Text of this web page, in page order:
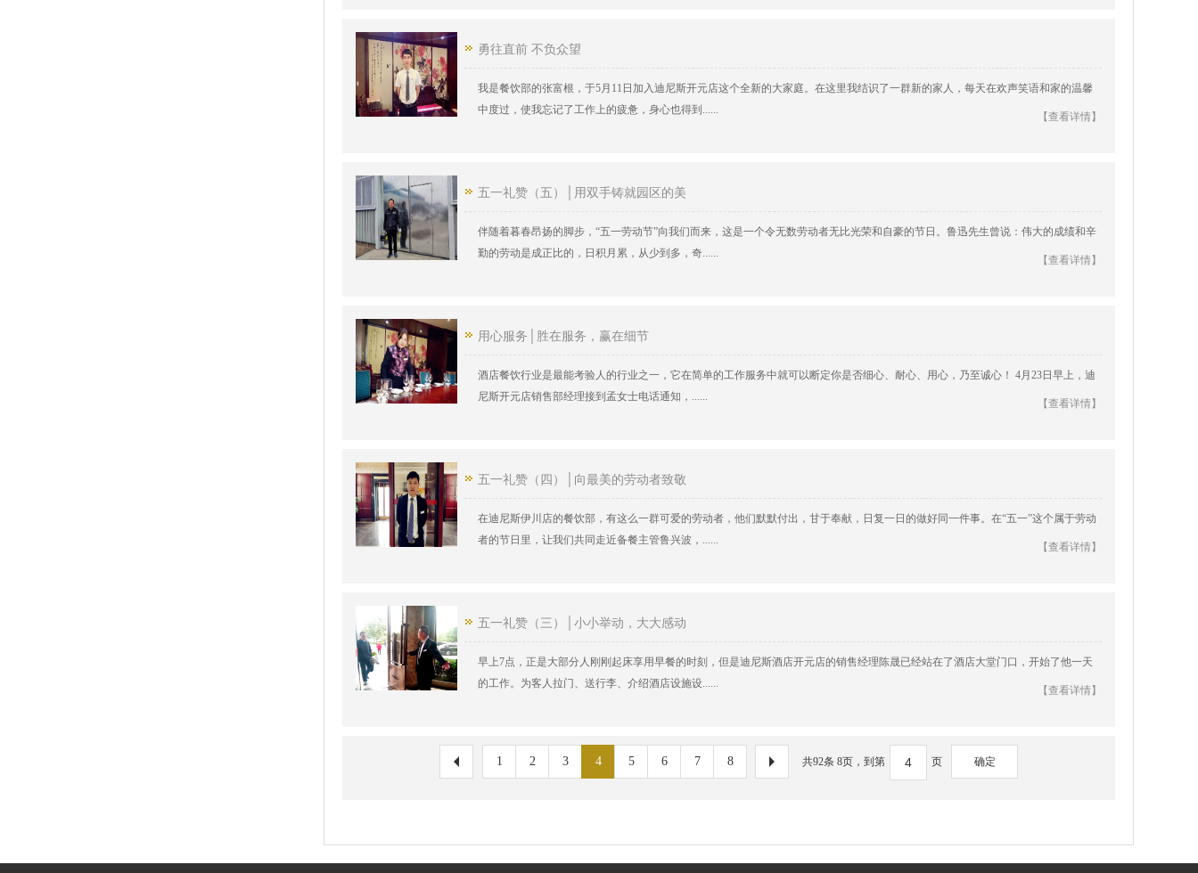
勇往直前 不负众望
我是餐饮部的张富根，于5月11日加入迪尼斯开元店这个全新的大家庭。在这里我结识了一群新的家人，每天在欢声笑语和家的温馨
中度过，使我忘记了工作上的疲惫，身心也得到......
【查看详情】
五一礼赞（五）│用双手铸就园区的美
伴随着暮春昂扬的脚步，“五一劳动节”向我们而来，这是一个令无数劳动者无比光荣和自豪的节日。鲁迅先生曾说：伟大的成绩和辛
勤的劳动是成正比的，日积月累，从少到多，奇......
【查看详情】
用心服务│胜在服务，赢在细节
酒店餐饮行业是最能考验人的行业之一，它在简单的工作服务中就可以断定你是否细心、耐心、用心，乃至诚心！ 4月23日早上，迪
尼斯开元店销售部经理接到孟女士电话通知，......
【查看详情】
五一礼赞（四）│向最美的劳动者致敬
在迪尼斯伊川店的餐饮部，有这么一群可爱的劳动者，他们默默付出，甘于奉献，日复一日的做好同一件事。在“五一”这个属于劳动
者的节日里，让我们共同走近备餐主管鲁兴波，......
【查看详情】
五一礼赞（三）│小小举动，大大感动
早上7点，正是大部分人刚刚起床享用早餐的时刻，但是迪尼斯酒店开元店的销售经理陈晟已经站在了酒店大堂门口，开始了他一天
的工作。为客人拉门、送行李、介绍酒店设施设......
【查看详情】
1 2 3 4 5 6 7 8 共92条 8页，到第 页 确定